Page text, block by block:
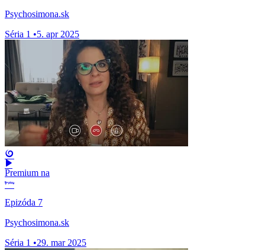
Psychosimona.sk
Séria 1 •5. apr 2025
Premium na
Epizóda 7
Psychosimona.sk
Séria 1 •29. mar 2025